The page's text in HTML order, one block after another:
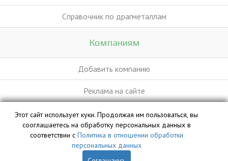
Справочник по драгметаллам
Компаниям
Добавить компанию
Реклама на сайте
База данных сайта vyvoz.org является интеллектуальной
собственностью ООО «Профит» и охраняется законом.
Этот сайт использует куки. Продолжая им пользоваться, вы
сооглашаетесь на обработку персональных данных в
соответствии с Политика в отношении обработки
персональных данных